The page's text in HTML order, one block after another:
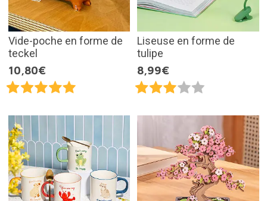
Vide-poche en forme de
teckel
10,80€
Liseuse en forme de
tulipe
8,99€